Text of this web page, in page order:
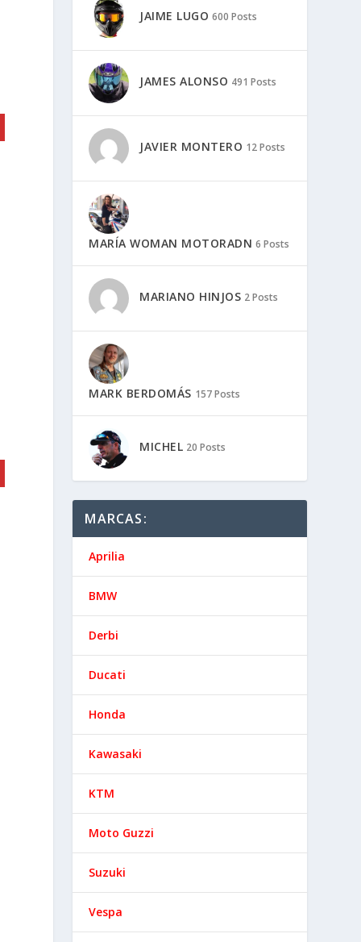
JAIME LUGO 600 Posts
JAMES ALONSO 491 Posts
JAVIER MONTERO 12 Posts
MARÍA WOMAN MOTORADN 6 Posts
MARIANO HINJOS 2 Posts
MARK BERDOMÁS 157 Posts
MICHEL 20 Posts
MARCAS:
Aprilia
BMW
Derbi
Ducati
Honda
Kawasaki
KTM
Moto Guzzi
Suzuki
Vespa